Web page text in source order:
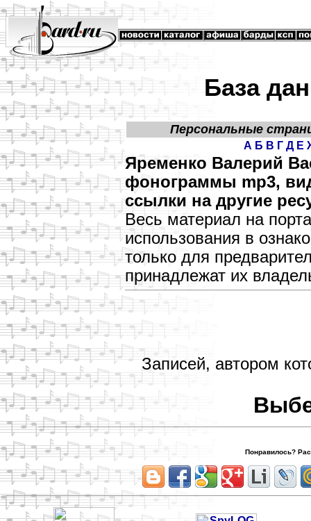
База
Персональные
А Б В Г Д Е
Яременко Валерий
фонограммы mp3,
ссылки на другие
Весь материал на
использования в
только для
принадлежат их
Записей, автором
Понравилось?